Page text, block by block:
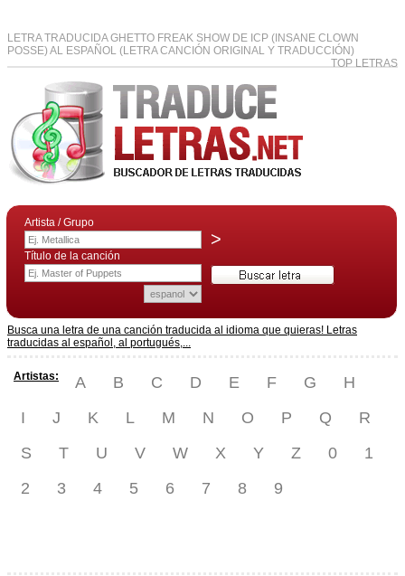
LETRA TRADUCIDA GHETTO FREAK SHOW DE ICP (INSANE CLOWN
POSSE) AL ESPAÑOL (LETRA CANCIÓN ORIGINAL Y TRADUCCIÓN)
TOP LETRAS
Artista / Grupo
>
Título de la canción
Busca una letra de una canción traducida al idioma que quieras! Letras
traducidas al español, al portugués,...
Artistas: A B C D E F G
H
I
J K L M N O P Q
R
S
T U V W X Y Z 0
1
2
3 4 5 6 7 8 9